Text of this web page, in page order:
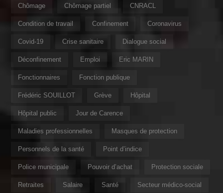
Chômage Chômage partiel CNRACL
Condition de travail Confinement Coronavirus
Covid-19 Crise sanitaire Dialogue social
Déconfinement Emploi Eric MARIN
Fonctionnaires Fonction publique
Frédéric SOUILLOT Grève Hôpital
Hôpital public Jour de Carence
Maladies professionnelles Masques de protection
Personnels de la santé Point d’indice
Police municipale Pouvoir d’achat Protection sociale
Retraites Salaire Santé Secteur médico-social